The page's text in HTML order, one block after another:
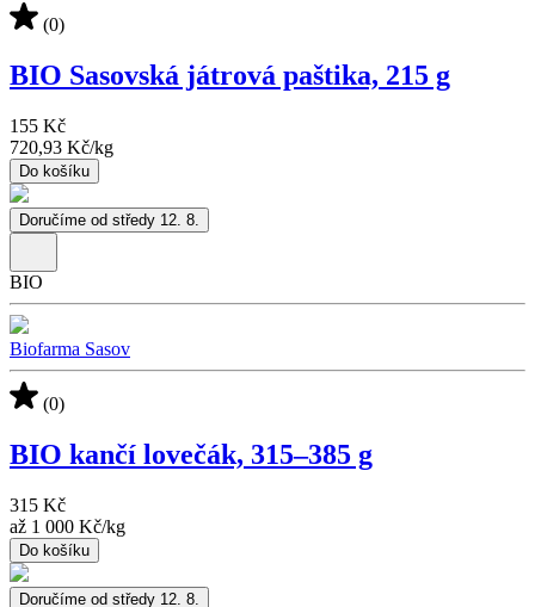
(0)
BIO Sasovská játrová paštika, 215 g
155 Kč
720,93 Kč/kg
Do košíku
Doručíme od středy 12. 8.
BIO
Biofarma Sasov
(0)
BIO kančí lovečák, 315–385 g
315 Kč
až 1 000 Kč/kg
Do košíku
Doručíme od středy 12. 8.